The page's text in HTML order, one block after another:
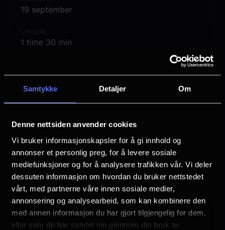
Samtykke Detaljer Om
Denne nettsiden anvender cookies
Vi bruker informasjonskapsler for å gi innhold og
annonser et personlig preg, for å levere sosiale
mediefunksjoner og for å analysere trafikken vår. Vi deler
dessuten informasjon om hvordan du bruker nettstedet
vårt, med partnerne våre innen sosiale medier,
annonsering og analysearbeid, som kan kombinere den
med annen informasjon du har gjort tilgjengelig for dem,
eller som de har samlet inn gjennom din bruk av
19 september
1 time 30 min
Jakub Michalczuk
Magdalena Poplawska
Marcin Dorocinski
Maja Ostaszewska
Izabela Kuna
Wojciech Mecwaldowski
Adam Woronowicz
Språk
tensions resurface and new romances
the local police soon getting involved.
family drama — and sometimes, it’s not
the biggest wedge.